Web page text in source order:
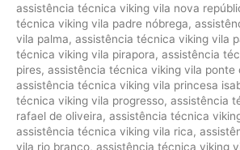
assistência técnica viking vila nova
técnica viking vila padre nóbrega,
vila palma, assistência técnica viking vila
técnica viking vila pirapora, assistência
pires, assistência técnica viking vila ponte
assistência técnica viking vila princesa
técnica viking vila progresso, assistência
rafael de oliveira, assistência técnica
assistência técnica viking vila rica,
vila rio branco, assistência técnica viking